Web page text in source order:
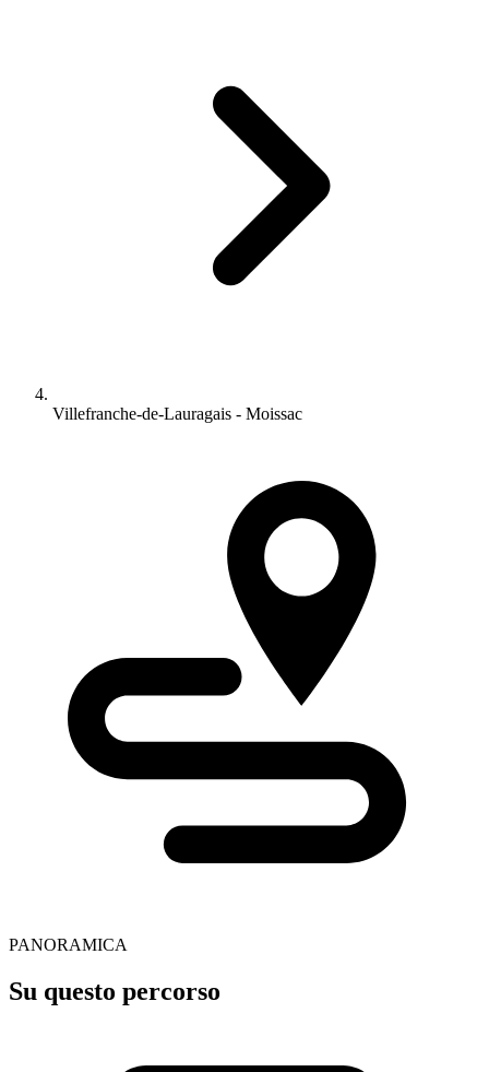
Villefranche-de-Lauragais - Moissac
PANORAMICA
Su questo percorso